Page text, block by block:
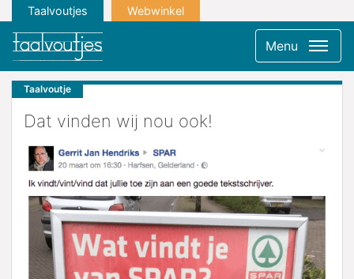
Taalvoutjes Webwinkel
Menu
Taalvoutje
Dat vinden wij nou ook!